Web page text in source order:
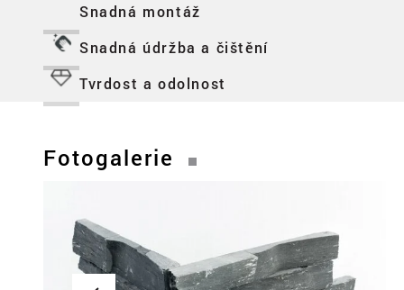
Snadná montáž
Snadná údržba a čištění
Tvrdost a odolnost
Fotogalerie